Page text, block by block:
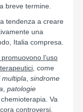
breve termine.
tendenza a creare
una
Italia compresa.
l’uso
, come
multipla sindrome
patologie
Va
controversi.